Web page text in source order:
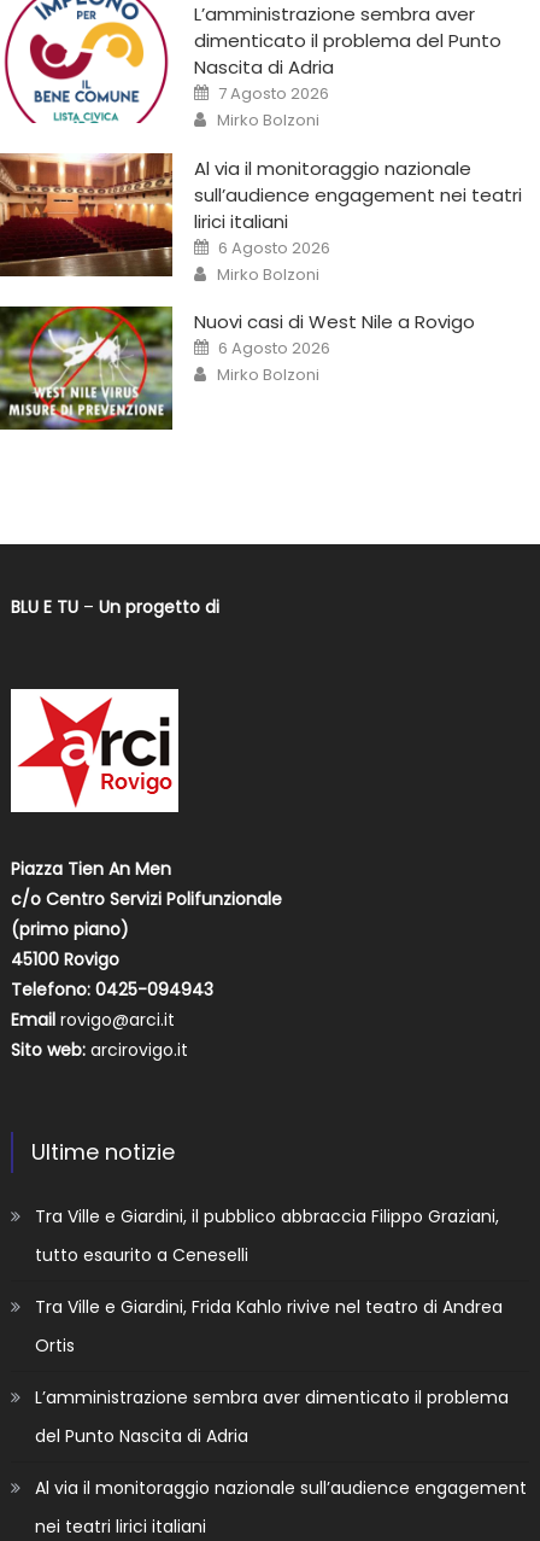
L’amministrazione sembra aver
dimenticato il problema del Punto
Nascita di Adria
7 Agosto 2026
Mirko Bolzoni
Al via il monitoraggio nazionale
sull’audience engagement nei teatri
lirici italiani
6 Agosto 2026
Mirko Bolzoni
Nuovi casi di West Nile a Rovigo
6 Agosto 2026
Mirko Bolzoni
BLU E TU– Un progetto di
Piazza Tien An Men
c/o Centro Servizi Polifunzionale
(primo piano)
45100 Rovigo
Telefono: 0425-094943
Email rovigo@arci.it
Sito web: arcirovigo.it
Ultime notizie
Tra Ville e Giardini, il pubblico abbraccia Filippo Graziani,
tutto esaurito a Ceneselli
Tra Ville e Giardini, Frida Kahlo rivive nel teatro di Andrea
Ortis
L’amministrazione sembra aver dimenticato il problema
del Punto Nascita di Adria
Al via il monitoraggio nazionale sull’audience engagement
nei teatri lirici italiani